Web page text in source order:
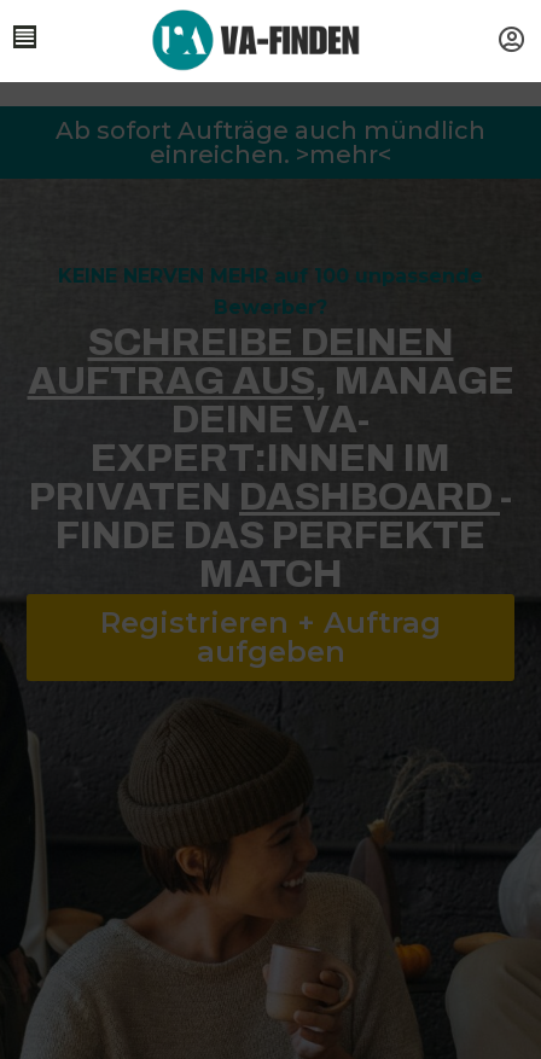
Ab sofort Aufträge auch mündlich
einreichen. >mehr<
KEINE NERVEN MEHR auf 100 unpassende
Bewerber?
SCHREIBE DEINEN
AUFTRAG AUS, MANAGE
DEINE VA-
EXPERT:INNEN IM
PRIVATEN DASHBOARD -
FINDE DAS PERFEKTE
MATCH
Registrieren + Auftrag
aufgeben